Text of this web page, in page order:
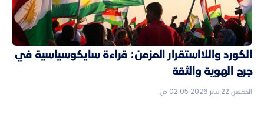
الكورد واللااستقرار المزمن: قراءة سايكوسياسية في
جرح الهوية والثقة
الخميس 22 يناير 2026 02:05 ص